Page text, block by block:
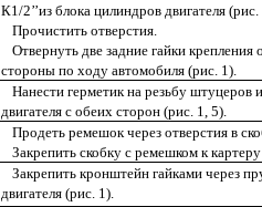
К1/2’’из блока цилиндров двигателя
Прочистить отверстия.
Отвернуть две задние гайки крепления
стороны по ходу автомобиля (рис. 1).
Нанести герметик на резьбу штуцеров
двигателя с обеих сторон (рис. 1, 5).
Продеть ремешок через отверстия в
Закрепить скобку с ремешком к
Закрепить кронштейн гайками через
двигателя(рис. 1).